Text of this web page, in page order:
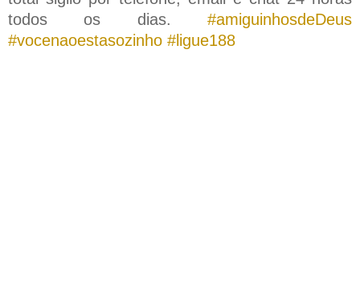
todos os dias. #amiguinhosdeDeus
#vocenaoestasozinho #ligue188